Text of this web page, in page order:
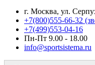
г. Москва, ул.
+7(800)555-66-32
+7(499)553-04-16
Пн-Пт 9.00 - 18.00
info@sportsistema.ru